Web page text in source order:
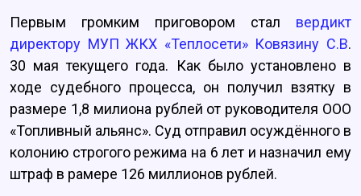
Первым громким приговором стал вердикт
директору МУП ЖКХ «Теплосети» Ковязину С.В.
30 мая текущего года. Как было установлено в
ходе судебного процесса, он получил взятку в
размере 1,8 милиона рублей от руководителя ООО
«Топливный альянс». Суд отправил осуждённого в
колонию строгого режима на 6 лет и назначил ему
штраф в рамере 126 миллионов рублей.